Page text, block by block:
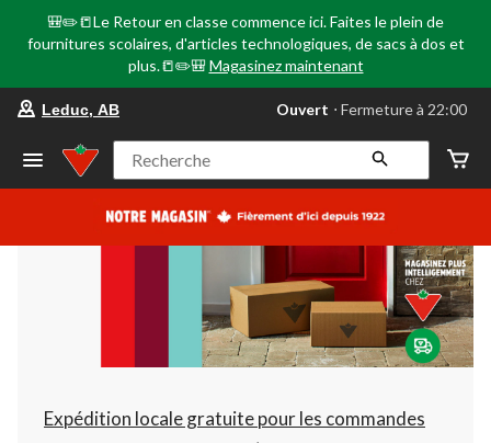
🎒✏️📒Le Retour en classe commence ici. Faites le plein de
fournitures scolaires, d'articles technologiques, de sacs à dos et
plus.📒✏️🎒 Magasinez maintenant
votre
préféré
Leduc,
AB,
courament
Fermeture
à
22:00
cliquer
pour
changer
Leduc, AB Ouvert ⋅ Fermeture à 22:00
Recherche
Expédition locale gratuite pour les commandes